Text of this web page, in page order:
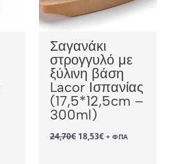
Σαγανάκι
στρογγυλό με
ξύλινη βάση
Lacor Ισπανίας
(17,5*12,5cm –
300ml)
24,70€ Original
price
18,53€Η+ ΦΠΑ